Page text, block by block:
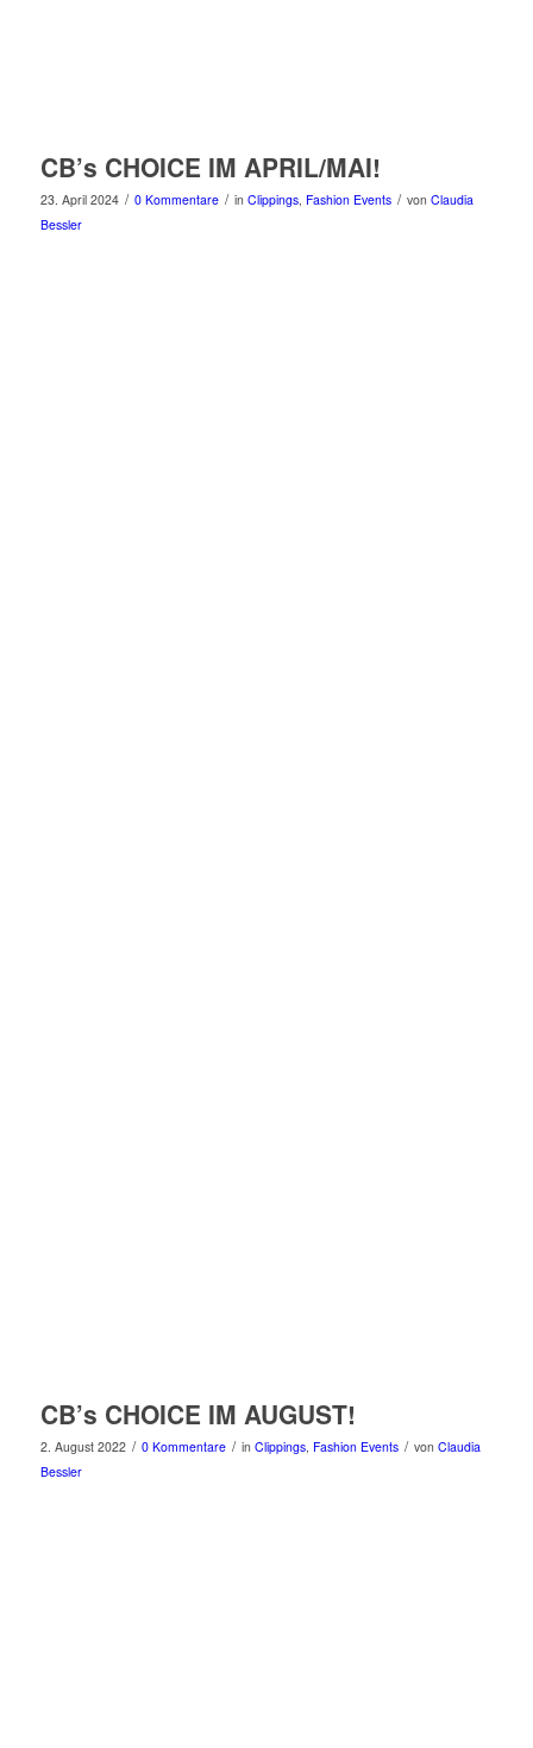
CB’s CHOICE IM APRIL/MAI!
23. April 2024 / 0 Kommentare / in Clippings, Fashion Events / von Claudia
Bessler
CB’s CHOICE IM AUGUST!
2. August 2022 / 0 Kommentare / in Clippings, Fashion Events / von Claudia
Bessler